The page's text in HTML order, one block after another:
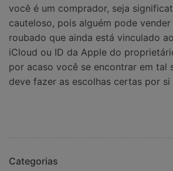
você é um comprador, seja
cauteloso, pois alguém pode
roubado que ainda está vinculado
iCloud ou ID da Apple do
por acaso você se encontrar em tal
deve fazer as escolhas certas por si
Categorias